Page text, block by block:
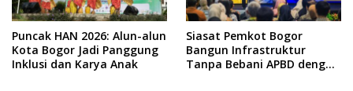
Puncak HAN 2026: Alun-alun
Kota Bogor Jadi Panggung
Inklusi dan Karya Anak
Siasat Pemkot Bogor
Bangun Infrastruktur
Tanpa Bebani APBD dengan